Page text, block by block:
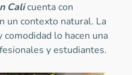
Calicuenta con
un contexto natural. La
lo hacen una
y estudiantes.